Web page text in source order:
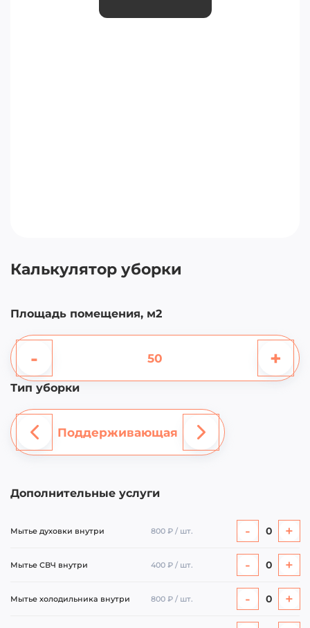
Калькулятор уборки
Площадь помещения, м2
- +
Тип уборки
Поддерживающая
Дополнительные услуги
Мытье духовки внутри 800 ₽ / шт. - 0 +
Мытье СВЧ внутри 400 ₽ / шт. - 0 +
Мытье холодильника внутри 800 ₽ / шт. - 0 +